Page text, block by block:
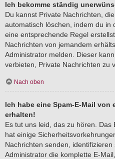
Ich bekomme ständig
Du kannst Private Nachrichten,
automatisch löschen, indem du in
eine entsprechende Regel
Nachrichten von jemandem
Administrator melden. Dieser
verbieten, Private Nachrichten zu
Nach oben
Ich habe eine Spam-E-Mail
erhalten!
Es tut uns leid, das zu hören.
hat einige
Nachrichten senden,
Administrator die komplette E-